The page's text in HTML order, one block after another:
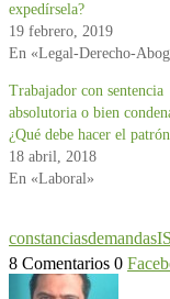
expedírsela?
19 febrero, 2019
En «Legal-Derecho-
Trabajador con sentencia
absolutoria o bien
¿Qué debe hacer el
18 abril, 2018
En «Laboral»
constanciasdemandas
8 Comentarios 0